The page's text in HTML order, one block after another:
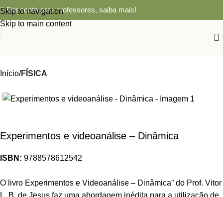
Skip to navigation
Skip to main content
Desconto para professores, saiba mais!
0
Início FÍSICA
Experimentos e videoanálise – Dinâmica
ISBN: 9788578612542
O livro Experimentos e Videoanálise – Dinâmica” do Prof. Vitor